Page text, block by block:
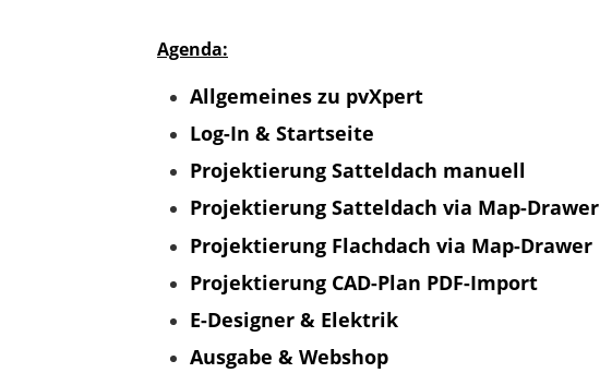
Agenda:
Allgemeines zu pvXpert
Log-In & Startseite
Projektierung Satteldach manuell
Projektierung Satteldach via Map-Drawer
Projektierung Flachdach via Map-Drawer
Projektierung CAD-Plan PDF-Import
E-Designer & Elektrik
Ausgabe & Webshop